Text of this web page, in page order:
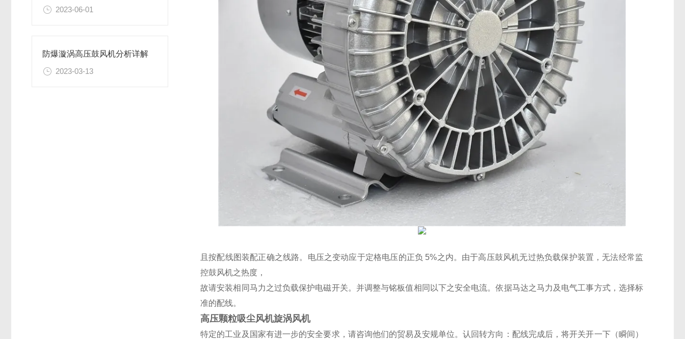
2023-06-01
防爆漩涡高压鼓风机分析详解
2023-03-13
且按配线图装配正确之线路。电压之变动应于定格电压的正负 5%之内。由于高压鼓风机无过热负载保护装置，无法经常监
控鼓风机之热度，
故请安装相同马力之过负载保护电磁开关。并调整与铭板值相同以下之安全电流。依据马达之马力及电气工事方式，选择标
准的配线。
高压颗粒吸尘风机旋涡风机
特定的工业及国家有进一步的安全要求，请咨询他们的贸易及安规单位。认回转方向：配线完成后，将开关开一下（瞬间）